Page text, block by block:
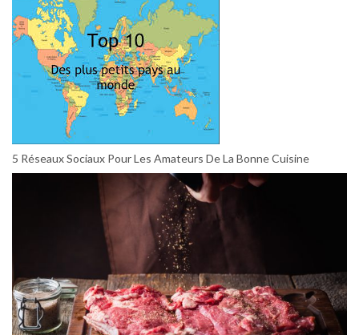
5 Réseaux Sociaux Pour Les Amateurs De La Bonne Cuisine